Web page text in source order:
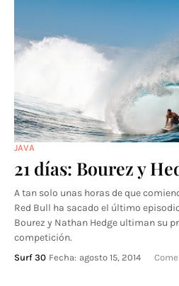
JAVA
21 días: Bourez y
A tan solo unas horas de que
Red Bull ha sacado el último
Bourez y Nathan Hedge ultiman su
competición.
Surf 30 Fecha: agosto 15, 2014